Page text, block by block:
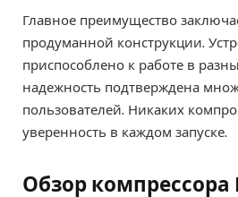
Главное преимущество
продуманной конструкции.
приспособлено к работе в
надежность подтверждена
пользователей. Никаких
уверенность в каждом запуске.
Обзор компрессора